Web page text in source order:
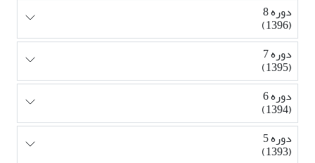
دوره 8
(1396)
دوره 7
(1395)
دوره 6
(1394)
دوره 5
(1393)